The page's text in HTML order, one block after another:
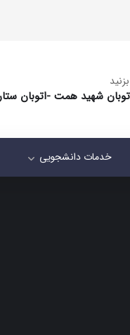
شهید همت -اتوبان
خدمات دانشجویی